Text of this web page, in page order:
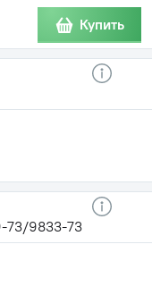
Купить
73/9833-73